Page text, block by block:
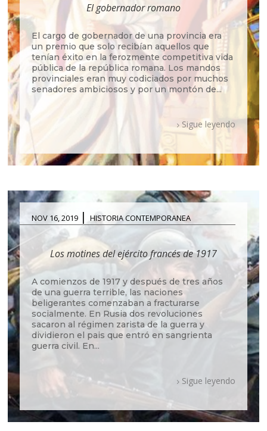
El gobernador romano
El cargo de gobernador de una provincia era
un premio que solo recibían aquellos que
tenían éxito en la ferozmente competitiva vida
pública de la república romana. Los mandos
provinciales eran muy codiciados por muchos
senadores ambiciosos y por un montón de...
Sigue leyendo
NOV 16, 2019 |HISTORIA CONTEMPORANEA
Los motines del ejército francés de 1917
A comienzos de 1917 y después de tres años
de una guerra terrible, las naciones
beligerantes comenzaban a fracturarse
socialmente. En Rusia dos revoluciones
sacaron al régimen zarista de la guerra y
dividieron el pais que entró en sangrienta
guerra civil. En...
Sigue leyendo